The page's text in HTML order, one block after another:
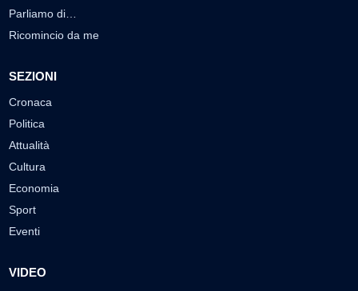
Parliamo di…
Ricomincio da me
SEZIONI
Cronaca
Politica
Attualità
Cultura
Economia
Sport
Eventi
VIDEO